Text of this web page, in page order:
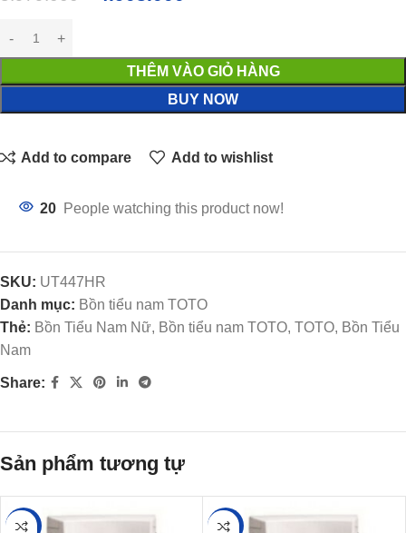
THÊM VÀO GIỎ HÀNG
BUY NOW
Add to compare Add to wishlist
20 People watching this product now!
SKU: UT447HR
Danh mục: Bồn tiểu nam TOTO
Thẻ: Bồn Tiểu Nam Nữ, Bồn tiểu nam TOTO, TOTO, Bồn Tiểu
Nam
Share:
Sản phẩm tương tự
-20% -20%